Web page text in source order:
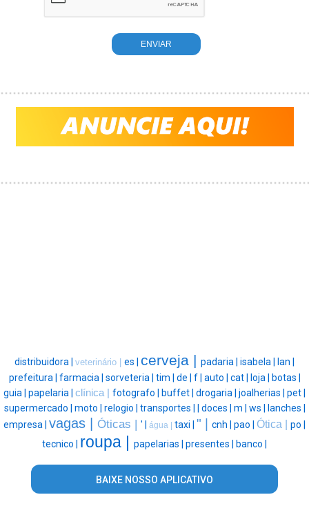
distribuidora | veterinário | es | cerveja | padaria | isabela | lan |
prefeitura | farmacia | sorveteria | tim | de | f | auto | cat | loja | botas |
guia | papelaria | clínica | fotografo | buffet | drogaria | joalherias | pet |
supermercado | moto | relogio | transportes | | doces | m | ws | lanches |
empresa | vagas | Óticas | ' | água | taxi | " | cnh | pao | Ótica | po |
tecnico | roupa | papelarias | presentes | banco |
BAIXE NOSSO APLICATIVO